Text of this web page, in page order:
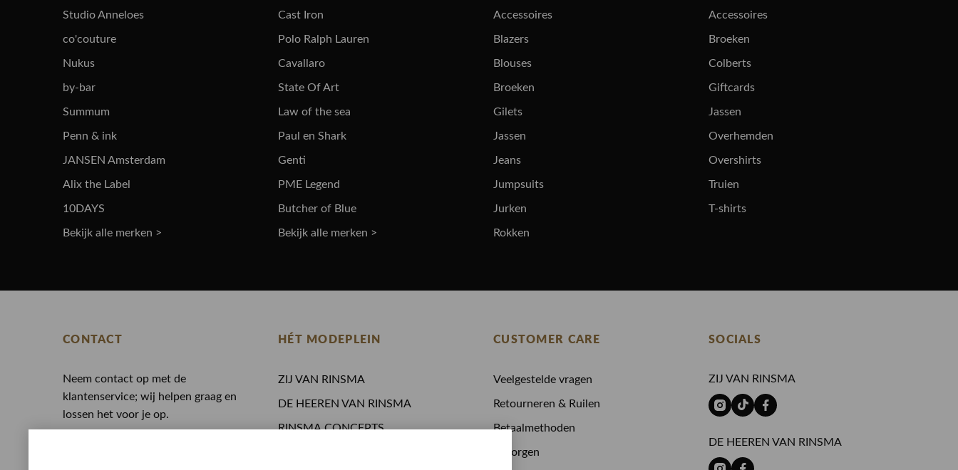
Studio Anneloes
co'couture
Nukus
by-bar
Summum
Penn & ink
JANSEN Amsterdam
Alix the Label
10DAYS
Bekijk alle merken >
Cast Iron
Polo Ralph Lauren
Cavallaro
State Of Art
Law of the sea
Paul en Shark
Genti
PME Legend
Butcher of Blue
Bekijk alle merken >
Accessoires
Blazers
Blouses
Broeken
Gilets
Jassen
Jeans
Jumpsuits
Jurken
Rokken
Accessoires
Broeken
Colberts
Giftcards
Jassen
Overhemden
Overshirts
Truien
T-shirts
CONTACT
Neem contact op met de
klantenservice; wij helpen graag en
lossen het voor je op.
HÉT MODEPLEIN
ZIJ VAN RINSMA
DE HEEREN VAN RINSMA
RINSMA.CONCEPTS
CUSTOMER CARE
Veelgestelde vragen
Retourneren & Ruilen
Betaalmethoden
Bezorgen
SOCIALS
ZIJ VAN RINSMA
DE HEEREN VAN RINSMA